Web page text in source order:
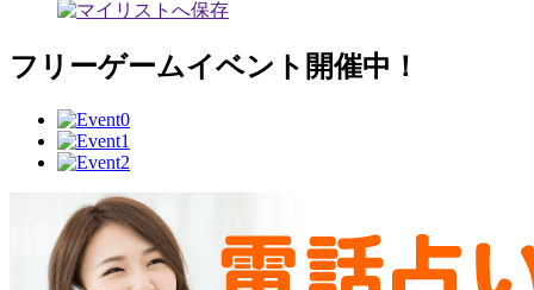
フリーゲームイベント開催中！